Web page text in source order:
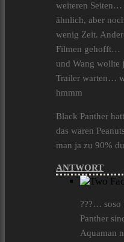
weiteren
ähnlich, aber
wenig Zeit.
Filmen gehofft…
und Wang wollte
Trailer warten…
hmmm
Black Panther
das waren
man ja zu 90%
ANTWORT
???… soso
Panther
Aquaman